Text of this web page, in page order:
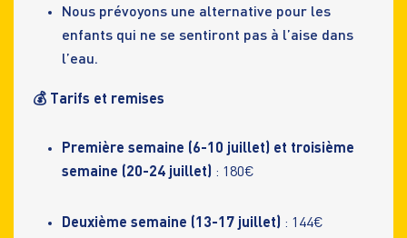
Nous prévoyons une alternative pour les
enfants qui ne se sentiront pas à l’aise dans
l’eau.
💰 Tarifs et remises
Première semaine (6-10 juillet) et troisième
semaine (20-24 juillet) : 180€
Deuxième semaine (13-17 juillet) : 144€